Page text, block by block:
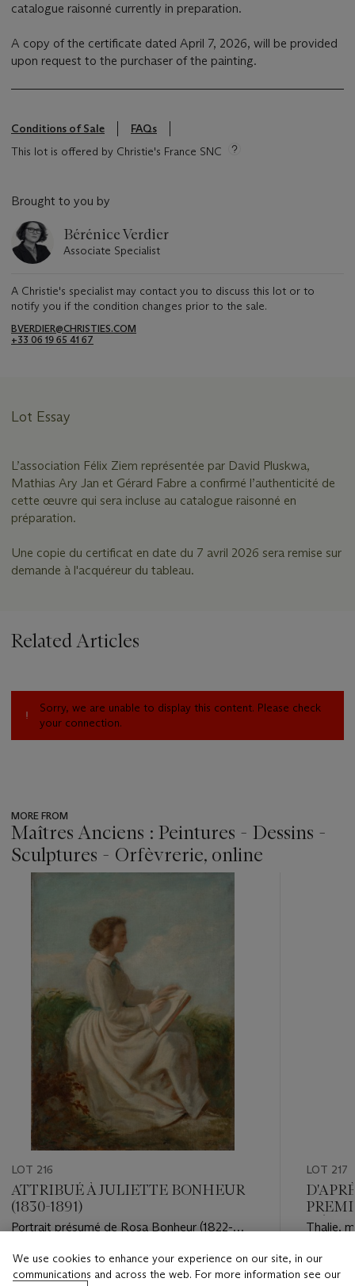
catalogue raisonné currently in preparation.
A copy of the certificate dated April 7, 2026, will be provided
upon request to the purchaser of the painting.
Conditions of Sale
FAQs
This lot is offered by Christie's France SNC
Brought to you by
Bérénice Verdier
Associate Specialist
A Christie's specialist may contact you to discuss this lot or to
notify you if the condition changes prior to the sale.
BVERDIER@CHRISTIES.COM
+33 06 19 65 41 67
Lot Essay
L’association Félix Ziem représentée par David Pluskwa,
Mathias Ary Jan et Gérard Fabre a confirmé l’authenticité de
cette œuvre qui sera incluse au catalogue raisonné en
préparation.
Une copie du certificat en date du 7 avril 2026 sera remise sur
demande à l'acquéreur du tableau.
Related Articles
Sorry, we are unable to display this content. Please check
your connection.
MORE FROM
Maîtres Anciens : Peintures - Dessins -
Sculptures - Orfèvrerie, online
LOT 216
ATTRIBUÉ À JULIETTE BONHEUR
(1830-1891)
Portrait présumé de Rosa Bonheur (1822-
Estimate
LOT 217
Thalie,
Estimate
We use cookies to enhance your experience on our site, in our
communications and across the web. For more information see our